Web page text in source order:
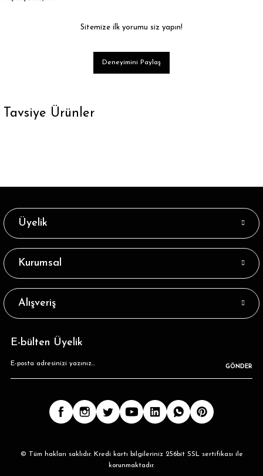
Sitemize ilk yorumu siz yapın!
Deneyimini Paylaş
Tavsiye Ürünler
Tükendi
Beyaz Renk Newyork Yazılı Soket Çorap
32,89 ₺
Siyah Renk Paris Yazılı Soket Çorap
32,89 ₺
Üyelik
Kurumsal
Alışveriş
E-bülten Üyelik
GÖNDER
© Tüm hakları saklıdır. Kredi kartı bilgileriniz 256bit SSL sertifikası ile
korunmaktadır.